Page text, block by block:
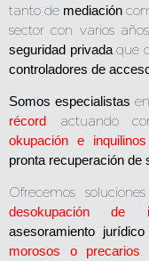
tanto de mediación
sector con varios
seguridad privadaque
controladores de
Somos especialistas
récord actuando
okupación e
pronta recuperación de
Ofrecemos
desokupación de
asesoramiento
morosos o precarios.